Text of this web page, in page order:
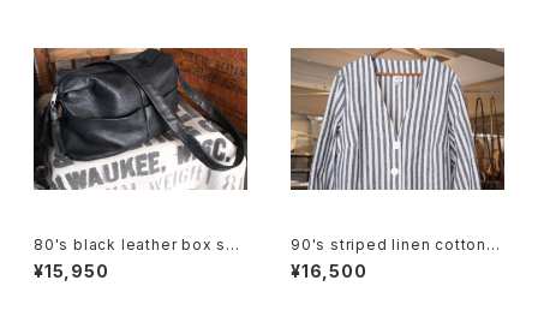
80's black leather box sho
ulder Bag w/ tassel accent
¥15,950
90's striped linen cotton V
-neck Jacket
¥16,500